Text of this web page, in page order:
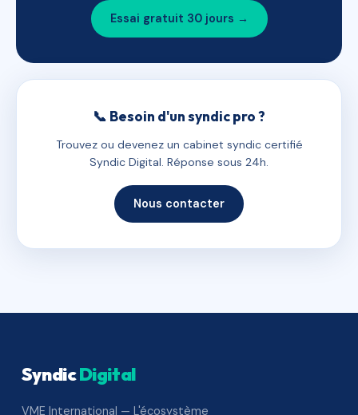
Essai gratuit 30 jours →
📞 Besoin d'un syndic pro ?
Trouvez ou devenez un cabinet syndic certifié
Syndic Digital. Réponse sous 24h.
Nous contacter
SyndicDigital
VME International — L'écosystème